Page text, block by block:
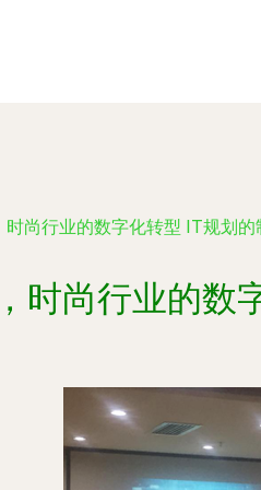
时尚行业的数字化转型 IT规划
时尚行业的数